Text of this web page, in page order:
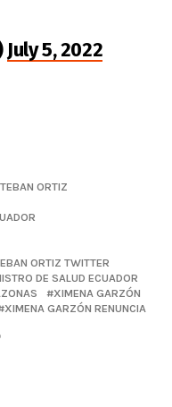
July 5, 2022
ORTIZ
ORTIZ TWITTER
DE SALUD ECUADOR
XIMENA GARZÓN
XIMENA GARZÓN RENUNCIA